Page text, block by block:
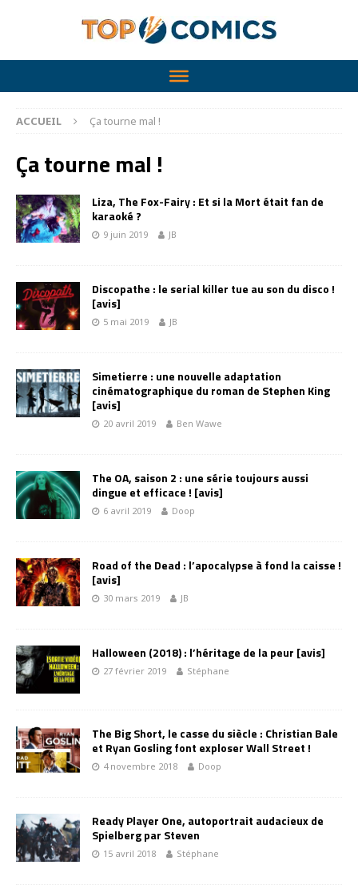
ACCUEIL Ça tourne mal !
Ça tourne mal !
Liza, The Fox-Fairy : Et si la Mort était fan de
karaoké ?
9 juin 2019 JB
Discopathe : le serial killer tue au son du disco !
[avis]
5 mai 2019 JB
Simetierre : une nouvelle adaptation
cinématographique du roman de Stephen King
[avis]
20 avril 2019 Ben Wawe
The OA, saison 2 : une série toujours aussi
dingue et efficace ! [avis]
6 avril 2019 Doop
Road of the Dead : l’apocalypse à fond la caisse !
[avis]
30 mars 2019 JB
Halloween (2018) : l’héritage de la peur [avis]
27 février 2019 Stéphane
The Big Short, le casse du siècle : Christian Bale
et Ryan Gosling font exploser Wall Street !
4 novembre 2018 Doop
Ready Player One, autoportrait audacieux de
Spielberg par Steven
15 avril 2018 Stéphane